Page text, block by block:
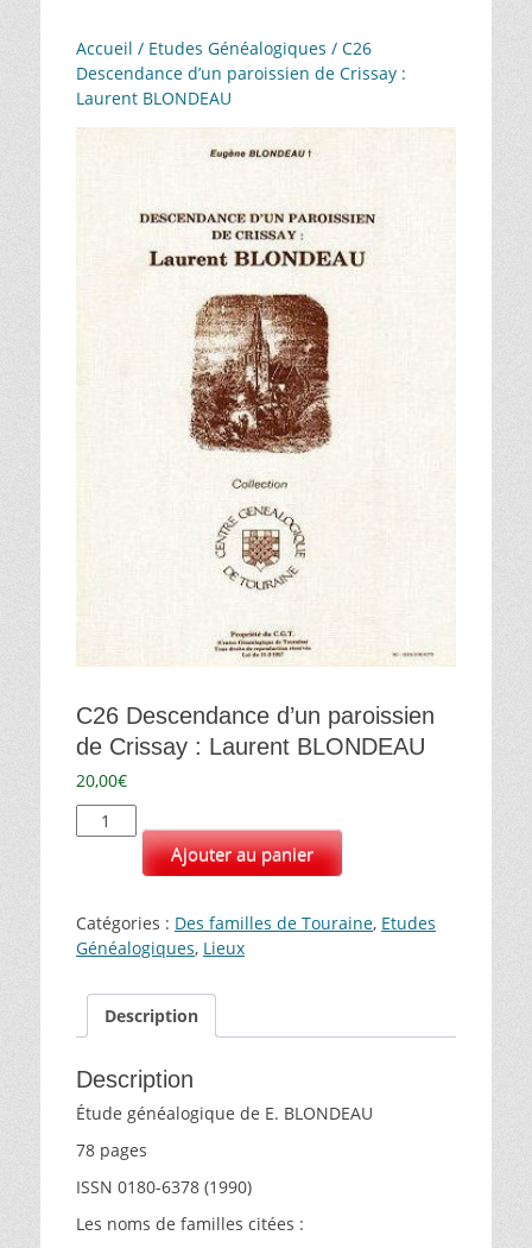
Accueil / Etudes Généalogiques / C26
Descendance d’un paroissien de Crissay :
Laurent BLONDEAU
C26 Descendance d’un paroissien
de Crissay : Laurent BLONDEAU
20,00€
quantité
de
d'un
paroissien
Crissay
Laurent
BLONDEAU
Ajouter au panier
Catégories : Des familles de Touraine, Etudes
Généalogiques, Lieux
Description
Description
Étude généalogique de E. BLONDEAU
78 pages
ISSN 0180-6378 (1990)
Les noms de familles citées :